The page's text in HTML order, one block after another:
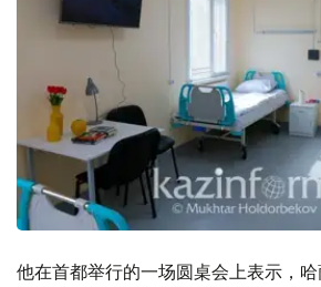
他在首都举行的一场圆桌会上表示，